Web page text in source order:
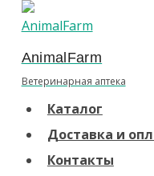
Перейти
содержанию
AnimalFarm
Ветеринарная аптека
Каталог
Доставка и
Контакты